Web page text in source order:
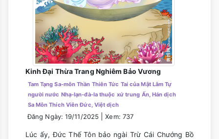
Kinh Đại Thừa Trang Nghiêm Bảo Vương
Tam Tạng Sa-môn Thần Thiên Tức Tai của Mật Lâm Tự
người nước Nhạ-lạn-đà-la thuộc xứ trung Ấn, Hán dịch
Sa Môn Thích Viên Đức, Việt dịch
Đăng Ngày: 19/11/2025 |Xem: 737
Lúc ấy, Đức Thế Tôn bảo ngài Trừ Cái Chướng Bồ